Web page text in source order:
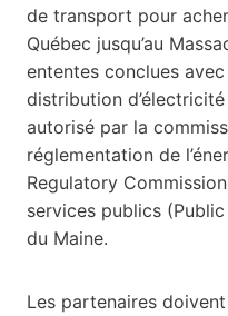
de transport pour
Québec jusqu’au
ententes conclues
distribution
autorisé par la
réglementation de
Regulatory
services publics
du Maine.
Les partenaires